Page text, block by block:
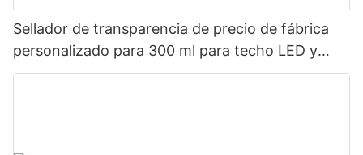
Sellador de transparencia de precio de fábrica
personalizado para 300 ml para techo LED y
sellador de silicona acética de canalones